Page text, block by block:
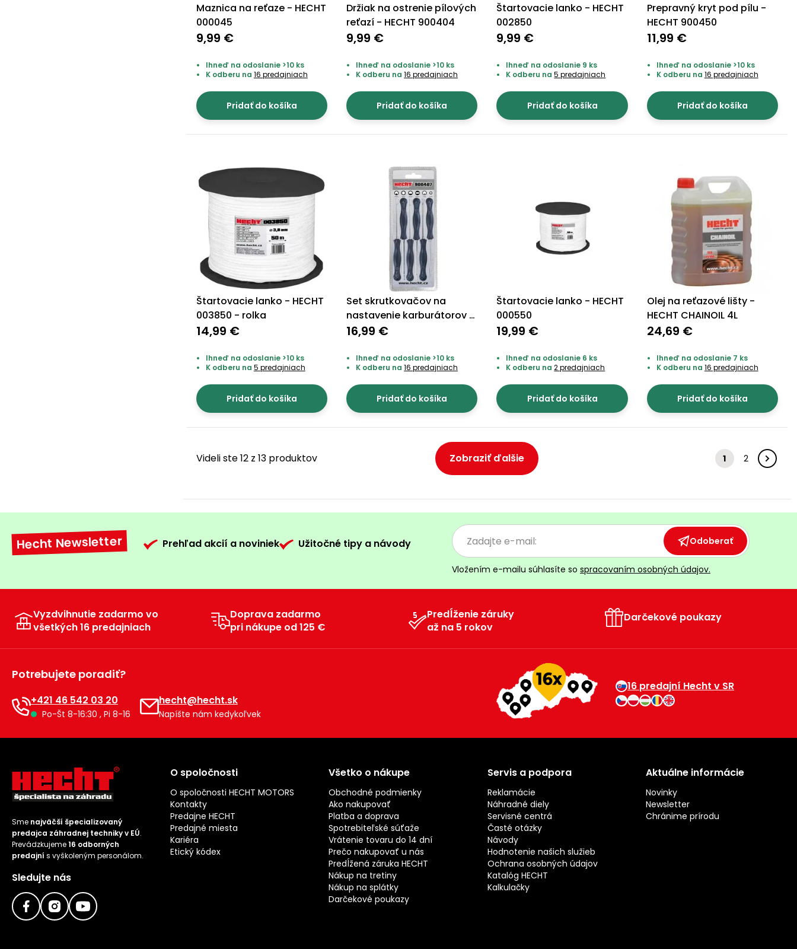
Maznica na reťaze - HECHT
000045
9,99 €
Ihneď na odoslanie >10 ks
K odberu na 16 predajniach
Pridať do košíka
Držiak na ostrenie pílových
reťazí - HECHT 900404
9,99 €
Ihneď na odoslanie >10 ks
K odberu na16 predajniach
Pridať do košíka
Štartovacie lanko - HECHT
002850
9,99 €
Ihneď na odoslanie 9 ks
K odberu na5 predajniach
Pridať do košíka
Prepravný kryt pod pílu -
HECHT 900450
11,99 €
Ihneď na odoslanie >10 ks
K odberu na 16 predajniach
Pridať do košíka
Štartovacie lanko - HECHT
003850 - rolka
14,99 €
Ihneď na odoslanie >10 ks
K odberu na 5 predajniach
Pridať do košíka
Set skrutkovačov na
nastavenie karburátorov -
HECHT 900407
16,99 €
Ihneď na odoslanie >10 ks
K odberu na16 predajniach
Pridať do košíka
Štartovacie lanko - HECHT
000550
19,99 €
Ihneď na odoslanie 6 ks
K odberu na2 predajniach
Pridať do košíka
Olej na reťazové lišty -
HECHT CHAINOIL 4L
24,69 €
Ihneď na odoslanie 7 ks
K odberu na 16 predajniach
Pridať do košíka
Videli ste 12 z 13 produktov Zobraziť ďalšie 1 2
Hecht Newsletter Prehľad akcií a noviniek Užitočné tipy a návody Odoberať
Vložením e-mailu súhlasíte so spracovaním osobných údajov.
Vyzdvihnutie zadarmo vo
všetkých 16 predajniach
Doprava zadarmo
pri nákupe od 125 €
Predĺženie záruky
až na 5 rokov
Darčekové poukazy
Potrebujete poradiť?
+421 46 542 03 20
Po-Št 8-16:30 , Pi 8-16
hecht@hecht.sk
Napíšte nám kedykoľvek
16 predajní Hecht v SR
Sme najväčší špecializovaný
predajca záhradnej techniky v EÚ.
Prevádzkujeme16 odborných
predajní s vyškoleným personálom.
Sledujte nás
O spoločnosti
O spoločnosti HECHT MOTORS
Kontakty
Predajne HECHT
Predajné miesta
Kariéra
Etický kódex
Všetko o nákupe
Obchodné podmienky
Ako nakupovať
Platba a doprava
Spotrebiteľské súťaže
Vrátenie tovaru do 14 dní
Prečo nakupovať u nás
Predĺžená záruka HECHT
Nákup na tretiny
Nákup na splátky
Darčekové poukazy
Servis a podpora
Reklamácie
Náhradné diely
Servisné centrá
Časté otázky
Návody
Hodnotenie našich služieb
Ochrana osobných údajov
Katalóg HECHT
Kalkulačky
Aktuálne informácie
Novinky
Newsletter
Chránime prírodu